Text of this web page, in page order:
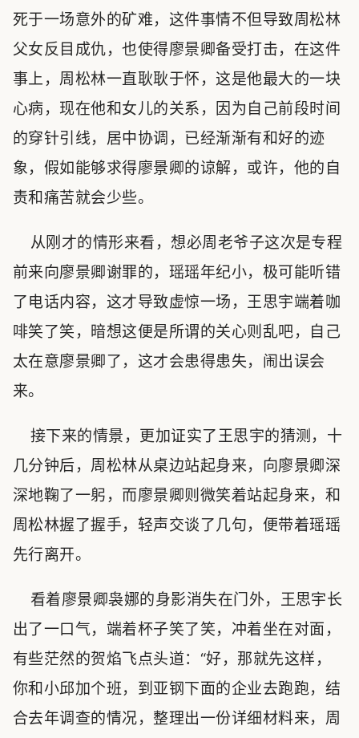
死于一场意外的矿难，这件事情不但导致周松林
父女反目成仇，也使得廖景卿备受打击，在这件
事上，周松林一直耿耿于怀，这是他最大的一块
心病，现在他和女儿的关系，因为自己前段时间
的穿针引线，居中协调，已经渐渐有和好的迹
象，假如能够求得廖景卿的谅解，或许，他的自
责和痛苦就会少些。
从刚才的情形来看，想必周老爷子这次是专程
前来向廖景卿谢罪的，瑶瑶年纪小，极可能听错
了电话内容，这才导致虚惊一场，王思宇端着咖
啡笑了笑，暗想这便是所谓的关心则乱吧，自己
太在意廖景卿了，这才会患得患失，闹出误会
来。
接下来的情景，更加证实了王思宇的猜测，十
几分钟后，周松林从桌边站起身来，向廖景卿深
深地鞠了一躬，而廖景卿则微笑着站起身来，和
周松林握了握手，轻声交谈了几句，便带着瑶瑶
先行离开。
看着廖景卿袅娜的身影消失在门外，王思宇长
出了一口气，端着杯子笑了笑，冲着坐在对面，
有些茫然的贺焰飞点头道：“好，那就先这样，
你和小邱加个班，到亚钢下面的企业去跑跑，结
合去年调查的情况，整理出一份详细材料来，周